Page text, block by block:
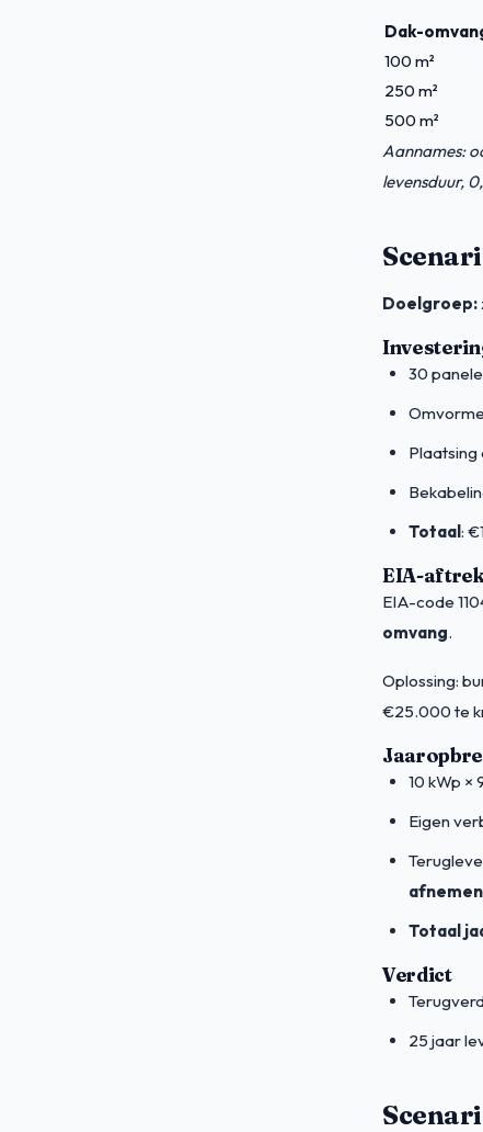
Dak-
100 m²
250 m²
500 m²
Aannames:
levensduur,
Doelgroep:
30
Totaal:
EIA-
EIA-code
omvang.
Oplossing:
€25.000 te
10 kWp
Eigen
Totaal
Verdict
25 jaar